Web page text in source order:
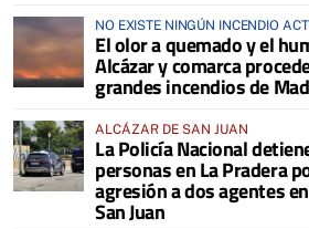
NO EXISTE NINGÚN INCENDIO
COMARCA
El olor a quemado y el
Alcázar y comarca
grandes incendios de
ALCÁZAR DE SAN JUAN
La Policía Nacional
personas en La Pradera
agresión a dos agentes
San Juan